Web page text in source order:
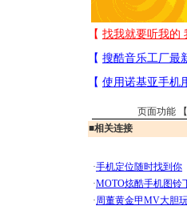
页面功能 【
■相关连接